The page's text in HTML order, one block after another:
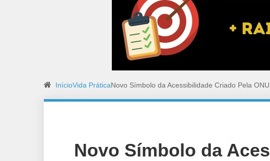
InícioVida PráticaNovo Símbolo da Acessibilidade Criado Pela ONU
Novo Símbolo da